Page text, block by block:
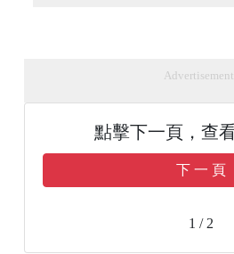
點擊下一頁，查
下 一 頁
1 / 2